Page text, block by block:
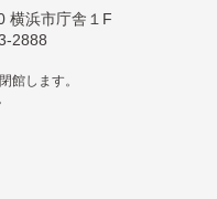
横浜市庁舎１F
2888
館します。